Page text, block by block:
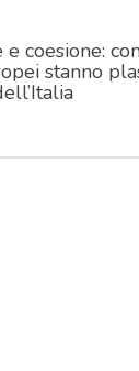
coesione:
stanno